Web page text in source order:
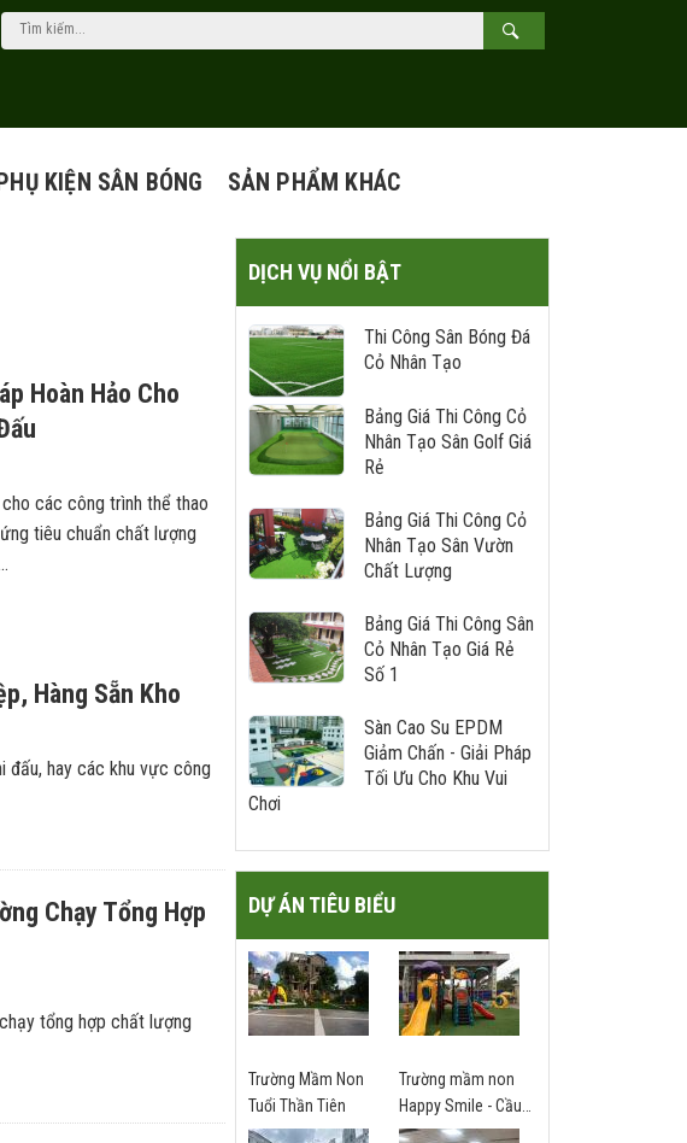
KIỆN SÂN BÓNG SẢN PHẨM KHÁC
Hoàn Hảo Cho
các công trình thể thao
tiêu chuẩn chất lượng
Hàng Sẵn Kho
đấu, hay các khu vực công
Chạy Tổng Hợp
tổng hợp chất lượng
DỊCH VỤ NỔI BẬT
Thi Công Sân Bóng Đá
Cỏ Nhân Tạo
Bảng Giá Thi Công Cỏ
Nhân Tạo Sân Golf Giá
Rẻ
Bảng Giá Thi Công Cỏ
Nhân Tạo Sân Vườn
Chất Lượng
Bảng Giá Thi Công Sân
Cỏ Nhân Tạo Giá Rẻ
Số 1
Sàn Cao Su EPDM
Giảm Chấn - Giải Pháp
Tối Ưu Cho Khu Vui
Chơi
DỰ ÁN TIÊU BIỂU
Trường Mầm Non
Tuổi Thần Tiên
Trường mầm non
Happy Smile - Cầu
Giấy